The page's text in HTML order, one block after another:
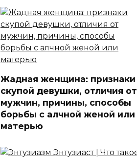
Жадная женщина: признаки
скупой девушки, отличия от
мужчин, причины, способы
борьбы с алчной женой или
матерью